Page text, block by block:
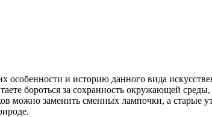
и историю данного вида
бороться за сохранность окружающей
можно заменить сменных лампочки, а старые